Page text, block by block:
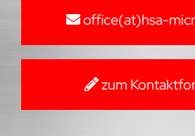
office(at)hsa-
zum